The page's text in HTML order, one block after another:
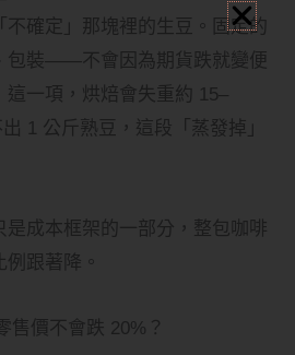
確定」那塊裡的生豆。固定的
裝——不會因為期貨跌就變便
這一項，烘焙會失重約 15–
1 公斤熟豆，這段「蒸發掉」
是成本框架的一部分，整包咖啡
跟著降。
售價不會跌 20%？